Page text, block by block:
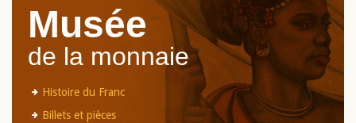
Musée
de la monnaie
Histoire du Franc
Billets et pièces